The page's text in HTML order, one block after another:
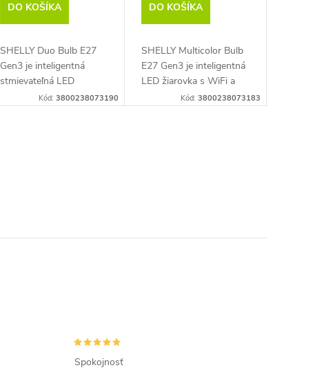
DO KOŠÍKA
SHELLY Duo Bulb E27
Gen3 je inteligentná
stmievateľná LED
žiarovka s WiFi a
Kód:3800238073190
DO KOŠÍKA
SHELLY Multicolor Bulb
E27 Gen3 je inteligentná
LED žiarovka s WiFi a
Bluetooth pripojením,
Kód: 3800238073183
Spokojnosť